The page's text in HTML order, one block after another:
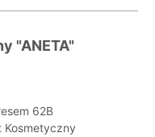
"ANETA"
62B
Kosmetyczny